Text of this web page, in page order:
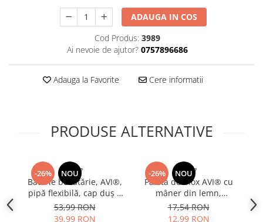
Manusi unica folosinta
Maturi, Mopuri si galeti
Decoratiuni casa & sarbatori
Accesorii corpuri de iluminat
Accesorii prize si intrerupatoare
Aplice fatada
Aplice si plafoniere
Becuri
ADAUGA IN COS
Cod Produs: 3989
Ai nevoie de ajutor? 0757896686
Adauga la Favorite Cere informatii
PRODUSE ALTERNATIVE
-26% NOU
5327
Baterie bucătărie, AVI®,
pipă flexibilă, cap duș 2
funcții, montaj rapid,
racorduri incluse,
53,99 RON
39,99 RON
-26% NOU
5157
Paletă de inox AVI® cu
mâner din lemn,
strecurătoare
termorezistentă pentru
17,54 RON
12,99 RON